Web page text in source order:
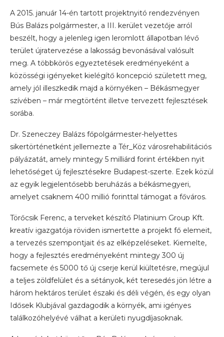
A 2015. január 14-én tartott projektnyitó rendezvényen
Bús Balázs polgármester, a III. kerület vezetője arról
beszélt, hogy a jelenleg igen leromlott állapotban lévő
terület újratervezése a lakosság bevonásával valósult
meg. A többkörös egyeztetések eredményeként a
közösségi igényeket kielégítő koncepció született meg,
amely jól illeszkedik majd a környéken – Békásmegyer
szívében – már megtörtént illetve tervezett fejlesztések
sorába.
Dr. Szeneczey Balázs főpolgármester-helyettes
sikertörténetként jellemezte a Tér_Köz városrehabilitációs
pályázatát, amely mintegy 5 milliárd forint értékben nyit
lehetőséget új fejlesztésekre Budapest-szerte. Ezek közül
az egyik legjelentősebb beruházás a békásmegyeri,
amelyet csaknem 400 millió forinttal támogat a főváros.
Törőcsik Ferenc, a terveket készítő Platinium Group Kft.
kreatív igazgatója röviden ismertette a projekt fő elemeit,
a tervezés szempontjait és az elképzeléseket. Kiemelte,
hogy a fejlesztés eredményeként mintegy 300 új
facsemete és 5000 tő új cserje kerül kiültetésre, megújul
a teljes zöldfelület és a sétányok, két teresedés jön létre a
három hektáros terület északi és déli végén, és egy olyan
Idősek Klubjával gazdagodik a környék, ami igényes
találkozóhelyévé válhat a kerületi nyugdíjasoknak.